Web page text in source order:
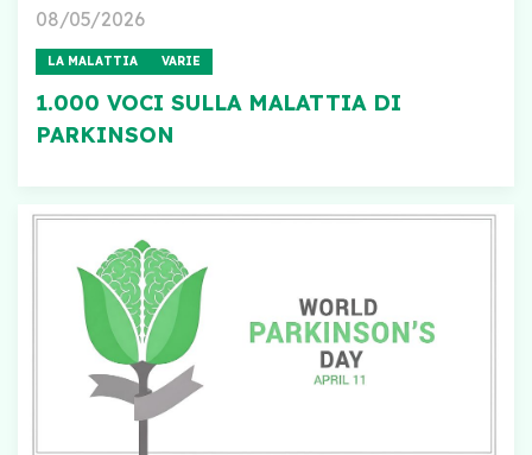
08/05/2026
LA MALATTIA VARIE
1.000 VOCI SULLA MALATTIA DI
PARKINSON